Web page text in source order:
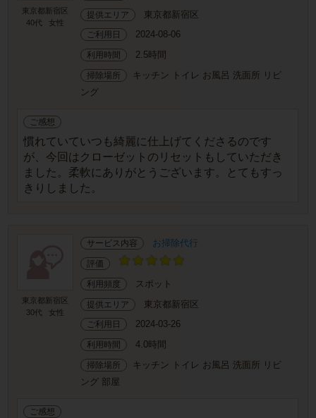
東京都新宿区
40代
女性
提供エリア 東京都新宿区
ご利用日 2024-08-06
利用時間 2.5時間
掃除場所
キッチン トイレ お風呂 洗面所 リビ
ング
ご感想
慣れていていつも綺麗に仕上げてくださるのです
が、今回はクローゼットのリセットもしていただき
ました。柔軟にありがとうございます。とてもすっ
きりしました。
東京都新宿区
30代
女性
サービス内容 お掃除代行
評価
利用頻度 スポット
提供エリア 東京都新宿区
ご利用日 2024-03-26
利用時間 4.0時間
掃除場所
キッチン トイレ お風呂 洗面所 リビ
ング 部屋
ご感想